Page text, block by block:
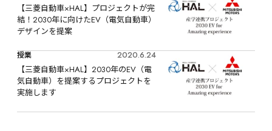
【三菱自動車×HAL】プロジェクトが完
結！2030年に向けたEV（電気自動車）
デザインを提案
授業
2020.6.24
【三菱自動車×HAL】2030年のEV（電
気自動車）を提案するプロジェクトを
実施します